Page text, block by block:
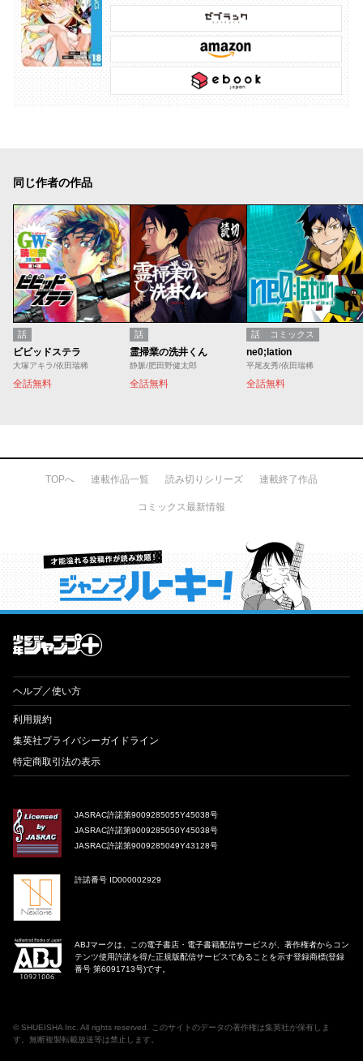
同じ作者の作品
話
ビビッドステラ
大塚アキラ/依田瑞稀
全話無料
話
霊掃業の洗井くん
静脈/肥田野健太郎
全話無料
話 コミックス
ne0;lation
平尾友秀/依田瑞稀
全話無料
TOPへ 連載作品一覧 読み切りシリーズ 連載終了作品
コミックス最新情報
才能溢れる投稿作が読み放題！ ジャンプルーキー！
ヘルプ／使い方
利用規約
集英社プライバシーガイドライン
特定商取引法の表示
JASRAC許諾第9009285055Y45038号
JASRAC許諾第9009285050Y45038号
JASRAC許諾第9009285049Y43128号
許諾番号 ID000002929
ABJマークは、この電子書店・電子書籍配信サービスが、著作権者からコン
テンツ使用許諾を得た正規版配信サービスであることを示す登録商標(登録
番号 第6091713号)です。
© SHUEISHA Inc . All rights reserved. このサイトのデータの著作権は集英社が保有しま
す。無断複製転載放送等は禁止します。